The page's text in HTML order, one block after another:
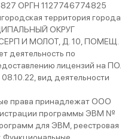
ОРГН 1127746774825
территория города
ОКРУГ
И МОЛОТ, Д. 10, ПОМЕЩ.
деятельность по
лицензий на ПО.
вид деятельности
права принадлежат ООО
программы ЭВМ №
для ЭВМ, реестровая